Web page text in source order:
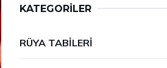
KATEGORILER
RÜYA TABILERI